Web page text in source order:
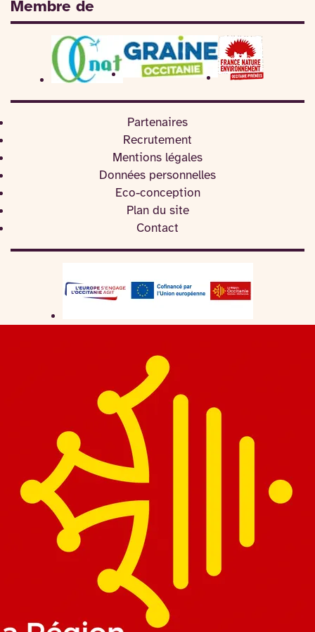
Membre de
Partenaires
Recrutement
Mentions légales
Données personnelles
Eco-conception
Plan du site
Contact